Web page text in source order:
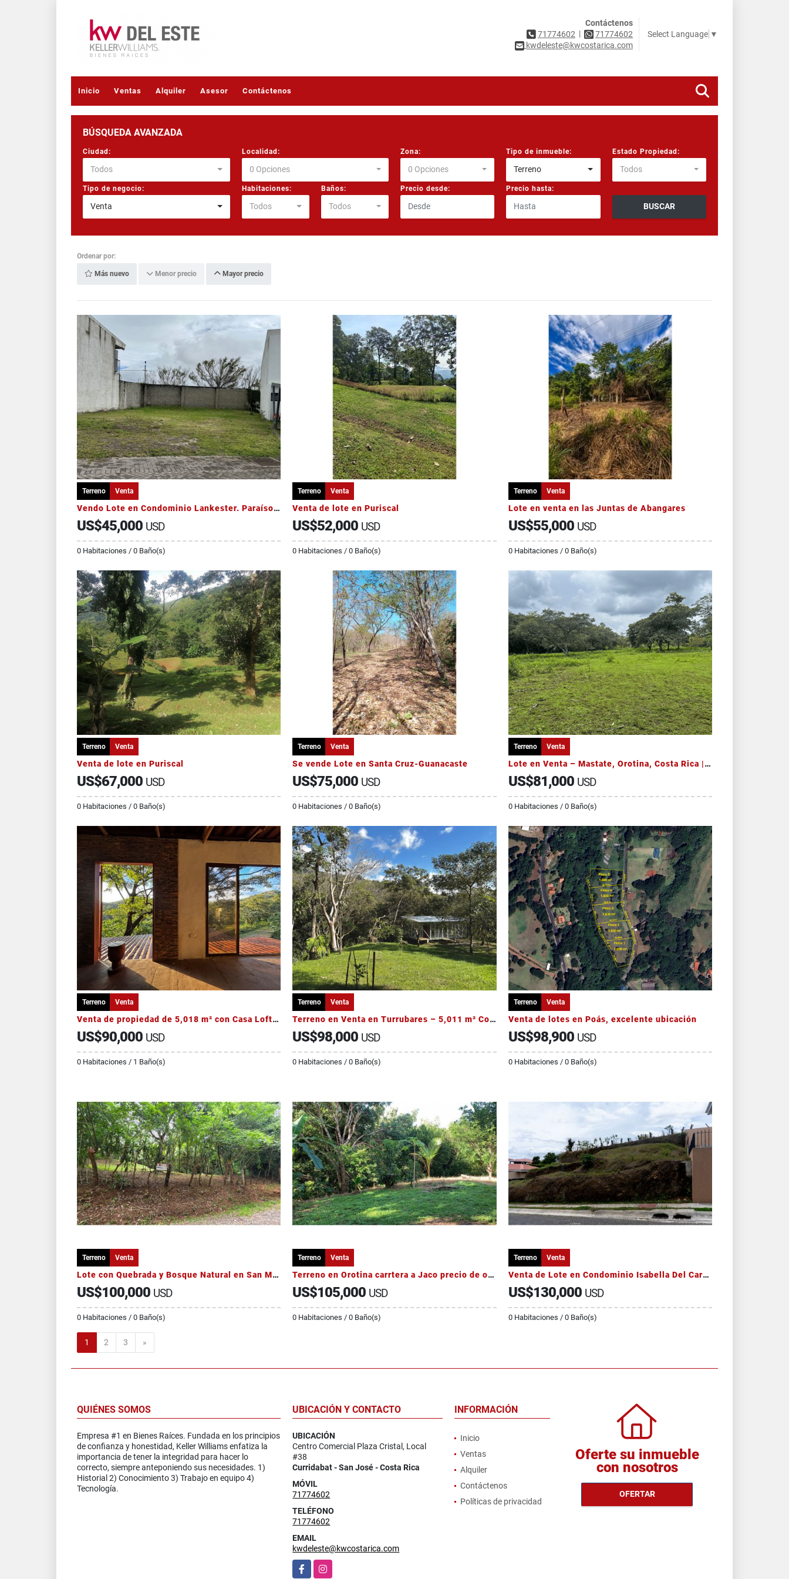
Contáctenos
71774602 |
71774602
kwdeleste@kwcostarica.com
Select Language ▼
Inicio Ventas Alquiler Asesor Contáctenos
BÚSQUEDA AVANZADA
Ciudad:
Todos
Localidad:
0 Opciones
Zona:
0 Opciones
Tipo de inmueble:
Terreno
Estado Propiedad:
Todos
Tipo de negocio:
Venta
Habitaciones:
Todos
Baños:
Todos
Precio desde: Precio hasta:
BUSCAR
Ordenar por:
Más nuevo Menor precio Mayor precio
Terreno Venta
Vendo Lote en Condominio Lankester. Paraíso de Cartago
US$45,000 USD
0 Habitaciones / 0 Baño(s)
Terreno Venta
Venta de lote en Puriscal
US$52,000 USD
0 Habitaciones / 0 Baño(s)
Terreno Venta
Lote en venta en las Juntas de Abangares
US$55,000 USD
0 Habitaciones / 0 Baño(s)
Terreno Venta
Venta de lote en Puriscal
US$67,000 USD
0 Habitaciones / 0 Baño(s)
Terreno Venta
Se vende Lote en Santa Cruz-Guanacaste
US$75,000 USD
0 Habitaciones / 0 Baño(s)
Terreno Venta
Lote en Venta – Mastate, Orotina, Costa Rica | 5.376 m² ARKW
US$81,000 USD
0 Habitaciones / 0 Baño(s)
Terreno Venta
Venta de propiedad de 5,018 m² con Casa Loft en Residencial
US$90,000 USD
0 Habitaciones / 1 Baño(s)
Terreno Venta
Terreno en Venta en Turrubares – 5,011 m² Con río en la propiedad
US$98,000 USD
0 Habitaciones / 0 Baño(s)
Terreno Venta
Venta de lotes en Poás, excelente ubicación
US$98,900 USD
0 Habitaciones / 0 Baño(s)
Terreno Venta
Lote con Quebrada y Bosque Natural en San Mateo | 2.506 m²
US$100,000 USD
0 Habitaciones / 0 Baño(s)
Terreno Venta
Terreno en Orotina carrtera a Jaco precio de oportunidad
US$105,000 USD
0 Habitaciones / 0 Baño(s)
Terreno Venta
Venta de Lote en Condominio Isabella Del Carmen
US$130,000 USD
0 Habitaciones / 0 Baño(s)
1 2 3 »
QUIÉNES SOMOS
Empresa #1 en Bienes Raíces. Fundada en los principios
de confianza y honestidad, Keller Williams enfatiza la
importancia de tener la integridad para hacer lo
correcto, siempre anteponiendo sus necesidades. 1)
Historial 2) Conocimiento 3) Trabajo en equipo 4)
Tecnología.
UBICACIÓN Y CONTACTO
UBICACIÓN
Centro Comercial Plaza Cristal, Local
#38
Curridabat - San José - Costa Rica
MÓVIL
71774602
TELÉFONO
71774602
EMAIL
kwdeleste@kwcostarica.com
FacebookInstagram
INFORMACIÓN
Inicio
Ventas
Alquiler
Contáctenos
Políticas de privacidad
Oferte su inmueble
con nosotros
OFERTAR